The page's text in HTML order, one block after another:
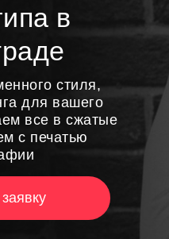
в
стиля,
для вашего
все в сжатые
с печатью